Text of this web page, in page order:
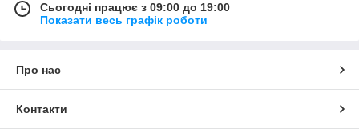
Сьогодні працює з 09:00 до 19:00
Показати весь графік роботи
Про нас
Контакти